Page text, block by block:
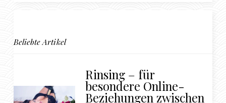
Beliebte Artikel
Rinsing – für
besondere Online-
Beziehungen zwischen